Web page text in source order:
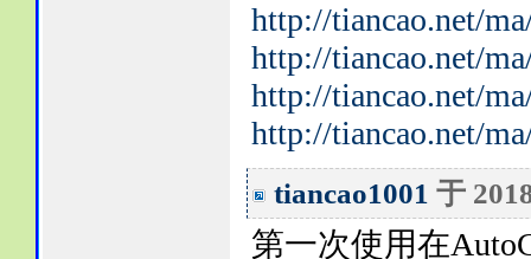
http://tiancao.net/
http://tiancao.net/
http://tiancao.net/
http://tiancao.net/
tiancao1001 于
第一次使用在